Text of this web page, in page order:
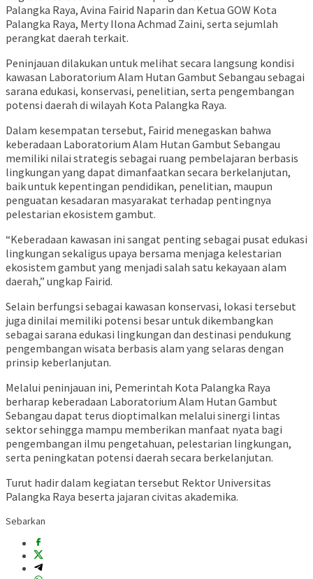
Palangka Raya, Avina Fairid Naparin dan Ketua GOW Kota
Palangka Raya, Merty Ilona Achmad Zaini, serta sejumlah
perangkat daerah terkait.
Peninjauan dilakukan untuk melihat secara langsung kondisi
kawasan Laboratorium Alam Hutan Gambut Sebangau sebagai
sarana edukasi, konservasi, penelitian, serta pengembangan
potensi daerah di wilayah Kota Palangka Raya.
Dalam kesempatan tersebut, Fairid menegaskan bahwa
keberadaan Laboratorium Alam Hutan Gambut Sebangau
memiliki nilai strategis sebagai ruang pembelajaran berbasis
lingkungan yang dapat dimanfaatkan secara berkelanjutan,
baik untuk kepentingan pendidikan, penelitian, maupun
penguatan kesadaran masyarakat terhadap pentingnya
pelestarian ekosistem gambut.
“Keberadaan kawasan ini sangat penting sebagai pusat edukasi
lingkungan sekaligus upaya bersama menjaga kelestarian
ekosistem gambut yang menjadi salah satu kekayaan alam
daerah,” ungkap Fairid.
Selain berfungsi sebagai kawasan konservasi, lokasi tersebut
juga dinilai memiliki potensi besar untuk dikembangkan
sebagai sarana edukasi lingkungan dan destinasi pendukung
pengembangan wisata berbasis alam yang selaras dengan
prinsip keberlanjutan.
Melalui peninjauan ini, Pemerintah Kota Palangka Raya
berharap keberadaan Laboratorium Alam Hutan Gambut
Sebangau dapat terus dioptimalkan melalui sinergi lintas
sektor sehingga mampu memberikan manfaat nyata bagi
pengembangan ilmu pengetahuan, pelestarian lingkungan,
serta peningkatan potensi daerah secara berkelanjutan.
Turut hadir dalam kegiatan tersebut Rektor Universitas
Palangka Raya beserta jajaran civitas akademika.
Sebarkan